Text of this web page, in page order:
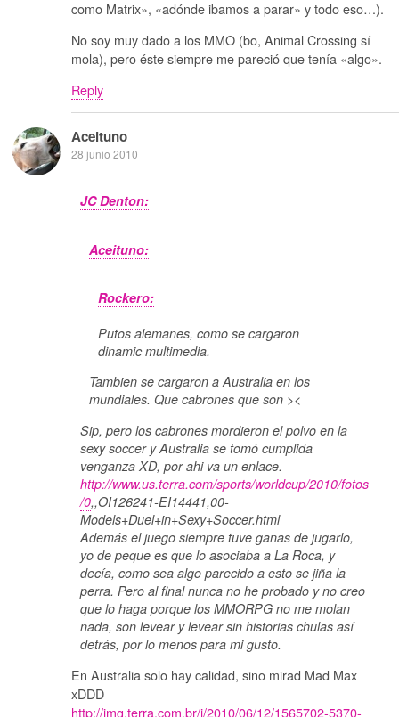
como Matrix», «adónde ibamos a parar» y todo eso…).
No soy muy dado a los MMO (bo, Animal Crossing sí
mola), pero éste siempre me pareció que tenía «algo».
Reply
Aceituno
28 junio 2010
JC Denton:
Aceituno:
Rockero:
Putos alemanes, como se cargaron
dinamic multimedia.
Tambien se cargaron a Australia en los
mundiales. Que cabrones que son ><
Sip, pero los cabrones mordieron el polvo en la
sexy soccer y Australia se tomó cumplida
venganza XD, por ahi va un enlace.
http://www.us.terra.com/sports/worldcup/2010/fotos
/0,,OI126241-EI14441,00-
Models+Duel+in+Sexy+Soccer.html
Además el juego siempre tuve ganas de jugarlo,
yo de peque es que lo asociaba a La Roca, y
decía, como sea algo parecido a esto se jiña la
perra. Pero al final nunca no he probado y no creo
que lo haga porque los MMORPG no me molan
nada, son levear y levear sin historias chulas así
detrás, por lo menos para mi gusto.
En Australia solo hay calidad, sino mirad Mad Max
xDDD
http://img.terra.com.br/i/2010/06/12/1565702-5370-